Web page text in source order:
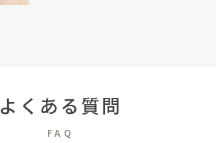
よくある質問
FAQ